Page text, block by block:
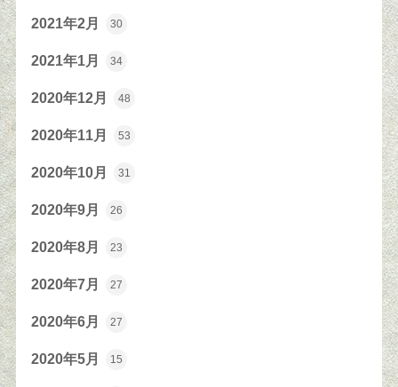
2021年2月 30
2021年1月 34
2020年12月 48
2020年11月 53
2020年10月 31
2020年9月 26
2020年8月 23
2020年7月 27
2020年6月 27
2020年5月 15